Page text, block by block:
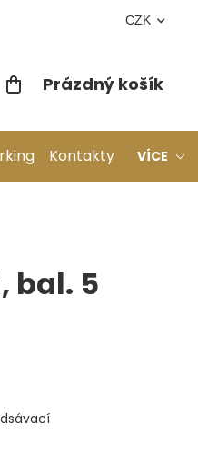
CZK
Nákupní
Prázdný košík
Kontakty VÍCE
bal. 5